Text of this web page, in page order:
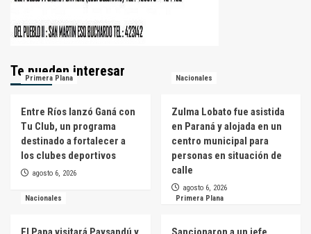
Te pueden interesar
Primera Plana
Entre Ríos lanzó Ganá con
Tu Club, un programa
destinado a fortalecer a
los clubes deportivos
agosto 6, 2026
Nacionales
Zulma Lobato fue asistida
en Paraná y alojada en un
centro municipal para
personas en situación de
calle
agosto 6, 2026
Nacionales
Primera Plana